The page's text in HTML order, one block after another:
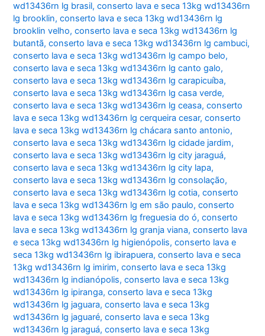
wd13436rn lg brasil,conserto lava e seca 13kg wd13436rn
lg brooklin,conserto lava e seca 13kg wd13436rn lg
brooklin velho,conserto lava e seca 13kg wd13436rn lg
butantã,conserto lava e seca 13kg wd13436rn lg cambuci,
conserto lava e seca 13kg wd13436rn lg campo belo,
conserto lava e seca 13kg wd13436rn lg canto galo,
conserto lava e seca 13kg wd13436rn lg carapicuíba,
conserto lava e seca 13kg wd13436rn lg casa verde,
conserto lava e seca 13kg wd13436rn lg ceasa,conserto
lava e seca 13kg wd13436rn lg cerqueira cesar,conserto
lava e seca 13kg wd13436rn lg chácara santo antonio,
conserto lava e seca 13kg wd13436rn lg cidade jardim,
conserto lava e seca 13kg wd13436rn lg city jaraguá,
conserto lava e seca 13kg wd13436rn lg city lapa,
conserto lava e seca 13kg wd13436rn lg consolação,
conserto lava e seca 13kg wd13436rn lg cotia,conserto
lava e seca 13kg wd13436rn lg em são paulo,conserto
lava e seca 13kg wd13436rn lg freguesia do ó,conserto
lava e seca 13kg wd13436rn lg granja viana,conserto lava
e seca 13kg wd13436rn lg higienópolis,conserto lava e
seca 13kg wd13436rn lg ibirapuera,conserto lava e seca
13kg wd13436rn lg imirim,conserto lava e seca 13kg
wd13436rn lg indianópolis,conserto lava e seca 13kg
wd13436rn lg ipiranga,conserto lava e seca 13kg
wd13436rn lg jaguara,conserto lava e seca 13kg
wd13436rn lg jaguaré,conserto lava e seca 13kg
wd13436rn lg jaraguá,conserto lava e seca 13kg